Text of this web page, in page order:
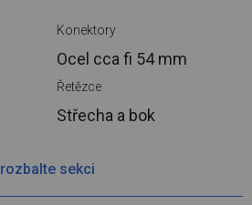
Konektory
Ocel ccafi 54 mm
Řetězce
Střecha a bok
rozbalte sekci